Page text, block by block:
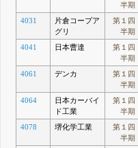
半期
4031
片倉コープア
グリ
第１四
半期
4041 日本曹達
第１四
半期
4061 デンカ
第１四
半期
4064
日本カーバイ
ド工業
第１四
半期
4078 堺化学工業
第１四
半期